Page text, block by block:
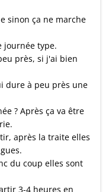
sinon ça ne marche
journée type.
près, si j'ai bien
dure à peu près une
? Après ça va être
après la traite elles
du coup elles sont
3-4 heures en